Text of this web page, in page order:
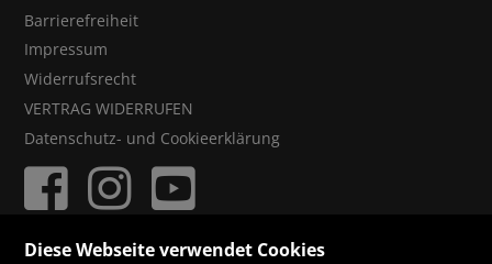
Barrierefreiheit
Impressum
Widerrufsrecht
VERTRAG WIDERRUFEN
Datenschutz- und Cookieerklärung
Diese Webseite verwendet Cookies